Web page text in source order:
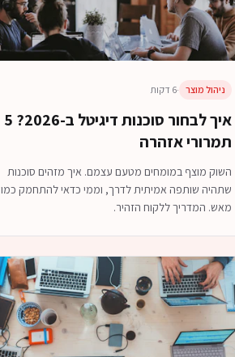
ניהול מוצר ·6 דקות
איך לבחור סוכנות דיגיטל ב-2026? 5
תמרורי אזהרה
השוק מוצף במומחים מטעם עצמם. איך מזהים סוכנות
שתהיה שותפה אמיתית לדרך, וממי כדאי להתחמק כמו
מאש. המדריך ללקוח הזהיר.